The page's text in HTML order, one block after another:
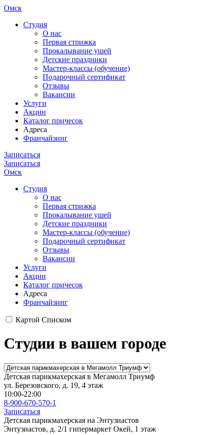
Омск
Cтудия
О нас
Первая стрижка
Прокалывание ушей
Детские праздники
Мастер-классы (обучение)
Подарочный сертификат
Отзывы
Вакансии
Услуги
Акции
Каталог причесок
Адреса
Франчайзинг
Записаться
Записаться
Омск
Cтудия
О нас
Первая стрижка
Прокалывание ушей
Детские праздники
Мастер-классы (обучение)
Подарочный сертификат
Отзывы
Вакансии
Услуги
Акции
Каталог причесок
Адреса
Франчайзинг
Картой Списком
Студии в вашем городе
Детская парикмахерская в Мегамолл Триумф
ул. Березовского, д. 19, 4 этаж
10:00-22:00
8-900-670-570-1
Записаться
Детская парикмахерская на Энтузиастов
Энтузиастов, д. 2/1 гипермаркет Окей, 1 этаж